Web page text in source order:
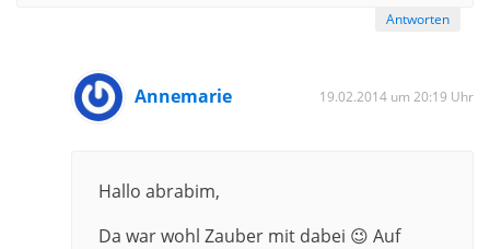
Antworten
Annemarie 19.02.2014 um 20:19 Uhr
Hallo abrabim,
Da war wohl Zauber mit dabei 😉 Auf